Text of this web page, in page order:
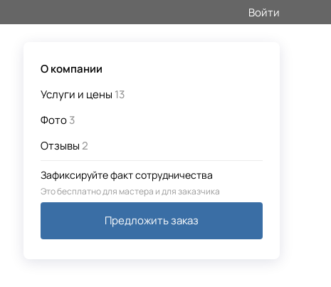
Войти
О компании
Услуги и цены 13
Фото3
Отзывы2
Зафиксируйте факт сотрудничества
Это бесплатно для мастера и для заказчика
Предложить заказ